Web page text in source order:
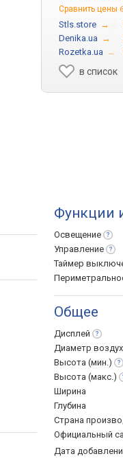
Сравнить цены 6
Stls.store →
Denika.ua →
Rozetka.ua →
в список
Функции
Освещение
Управление
Таймер
Общее
Дисплей
Диаметр
Высота (мин.)
Высота (макс.)
Ширина
Глубина
Страна
Официальный
Дата